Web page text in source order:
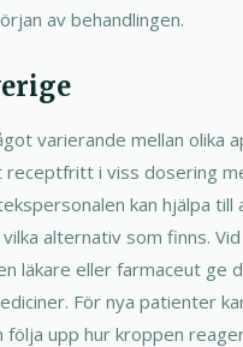
av behandlingen.
varierande mellan olika
i viss dosering
kan hjälpa till
alternativ som finns.
läkare eller farmaceut ge
För nya patienter
upp hur kroppen